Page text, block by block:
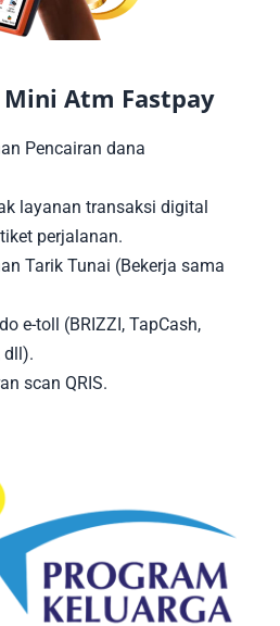
Mini Atm Fastpay
Pencairan dana
layanan transaksi digital
perjalanan.
Tarik Tunai (Bekerja sama
e-toll (BRIZZI, TapCash,
dll).
scan QRIS.